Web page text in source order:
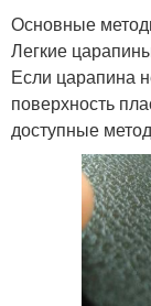
Основные
Легкие
Если царапина
поверхность
доступные